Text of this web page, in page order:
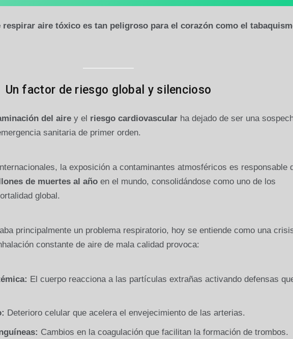
respirar aire tóxico es tan peligroso para el corazón como el
Un factor de riesgo global y silencioso
del airey el riesgo cardiovascularha dejado de ser una
sanitaria de primer orden.
la exposición a contaminantes atmosféricos es responsable
de muertes al añoen el mundo, consolidándose como uno de los
global.
principalmente un problema respiratorio, hoy se entiende como una
constante de aire de mala calidad provoca:
El cuerpo reacciona a las partículas extrañas activando defensas
Deterioro celular que acelera el envejecimiento de las arterias.
Cambios en la coagulación que facilitan la formación de trombos.